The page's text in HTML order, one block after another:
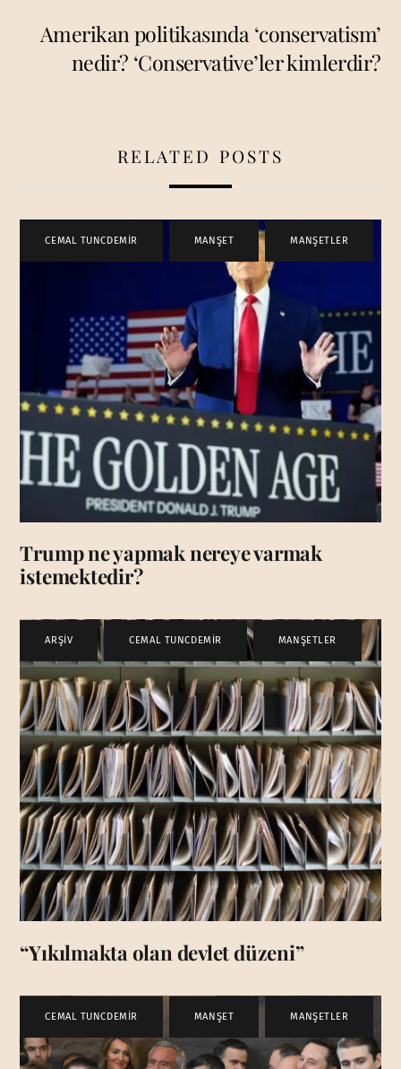
Amerikan politikasında ‘conservatism’
nedir? ‘Conservative’ler kimlerdir?
RELATED POSTS
CEMAL TUNCDEMİR MANŞET , MANŞETLER
Trump ne yapmak nereye varmak
istemektedir?
ARŞİV CEMAL TUNCDEMİR , MANŞETLER
“Yıkılmakta olan devlet düzeni”
CEMAL TUNCDEMİR MANŞET MANŞETLER